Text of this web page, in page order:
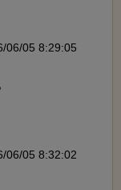
06/05 8:29:05
06/05 8:32:02